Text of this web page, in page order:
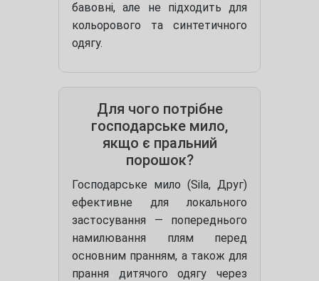
бавовні, але не підходить для
кольорового та синтетичного
одягу.
Для чого потрібне
господарське мило,
якщо є пральний
порошок?
Господарське мило (Sila, Друг)
ефективне для локального
застосування — попереднього
намилювання плям перед
основним пранням, а також для
прання дитячого одягу через